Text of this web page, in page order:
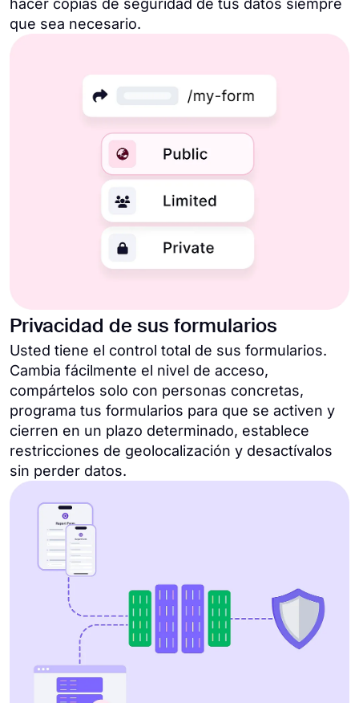
hacer copias de seguridad de tus datos siempre
que sea necesario.
Privacidad de sus formularios
Usted tiene el control total de sus formularios.
Cambia fácilmente el nivel de acceso,
compártelos solo con personas concretas,
programa tus formularios para que se activen y
cierren en un plazo determinado, establece
restricciones de geolocalización y desactívalos
sin perder datos.